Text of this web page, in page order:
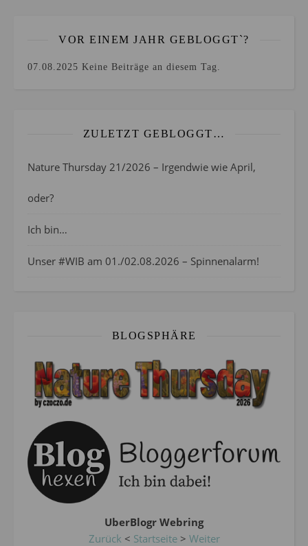
VOR EINEM JAHR GEBLOGGT`?
07.08.2025 Keine Beiträge an diesem Tag.
ZULETZT GEBLOGGT…
Nature Thursday 21/2026 – Irgendwie wie April,
oder?
Ich bin…
Unser #WIB am 01./02.08.2026 – Spinnenalarm!
BLOGSPHÄRE
UberBlogr Webring
Zurück < Startseite> Weiter